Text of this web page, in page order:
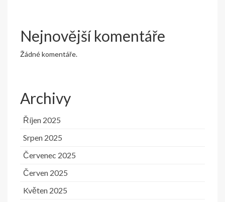
Nejnovější komentáře
Žádné komentáře.
Archivy
Říjen 2025
Srpen 2025
Červenec 2025
Červen 2025
Květen 2025